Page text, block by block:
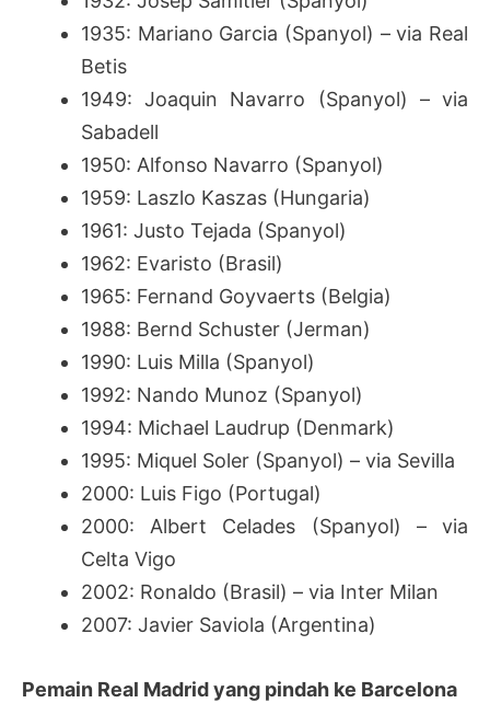
1935: Mariano Garcia (Spanyol) – via Real
Betis
1949: Joaquin Navarro (Spanyol) – via
Sabadell
1950: Alfonso Navarro (Spanyol)
1959: Laszlo Kaszas (Hungaria)
1961: Justo Tejada (Spanyol)
1962: Evaristo (Brasil)
1965: Fernand Goyvaerts (Belgia)
1988: Bernd Schuster (Jerman)
1990: Luis Milla (Spanyol)
1992: Nando Munoz (Spanyol)
1994: Michael Laudrup (Denmark)
1995: Miquel Soler (Spanyol) – via Sevilla
2000: Luis Figo (Portugal)
2000: Albert Celades (Spanyol) – via
Celta Vigo
2002: Ronaldo (Brasil) – via Inter Milan
2007: Javier Saviola (Argentina)
Pemain Real Madrid yang pindah ke Barcelona